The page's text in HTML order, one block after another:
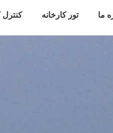
ما تور کارخانه کنترل